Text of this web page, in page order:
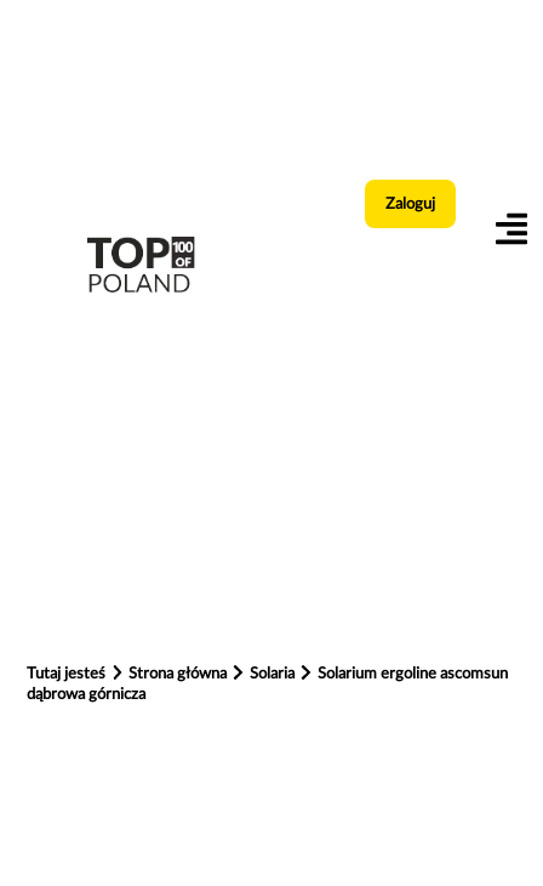
Zaloguj
Tutaj jesteś Strona główna Solaria
Solarium ergoline ascomsun
dąbrowa górnicza